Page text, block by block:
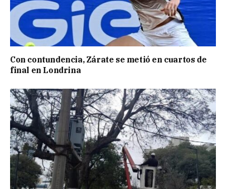
Con contundencia, Zárate se metió en cuartos de
final en Londrina